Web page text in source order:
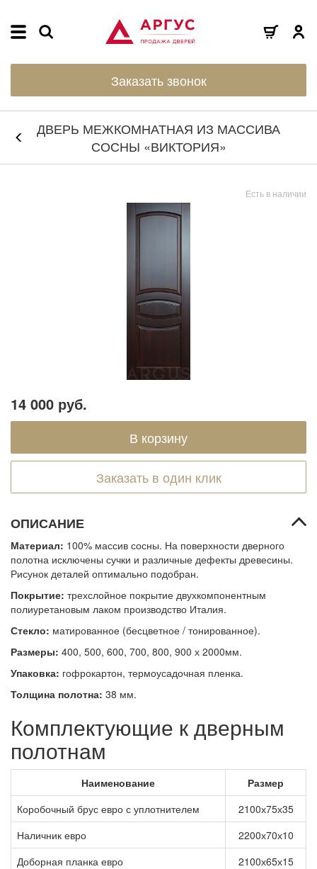
Заказать звонок
ДВЕРЬ МЕЖКОМНАТНАЯ ИЗ МАССИВА
СОСНЫ «ВИКТОРИЯ»
Есть в наличии
14 000 руб.
Заказать в один клик
ОПИСАНИЕ
Материал: 100% массив сосны. На поверхности дверного
полотна исключены сучки и различные дефекты древесины.
Рисунок деталей оптимально подобран.
Покрытие: трехслойное покрытие двухкомпонентным
полиуретановым лаком производство Италия.
Стекло: матированное (бесцветное / тонированное).
Размеры: 400, 500, 600, 700, 800, 900 х 2000мм.
Упаковка: гофрокартон, термоусадочная пленка.
Толщина полотна: 38 мм.
Комплектующие к дверным
полотнам
Наименование
Размер
Коробочный брус евро с уплотнителем
2100х75х35
Наличник евро
2200х70х10
Доборная планка евро
2100х65х15